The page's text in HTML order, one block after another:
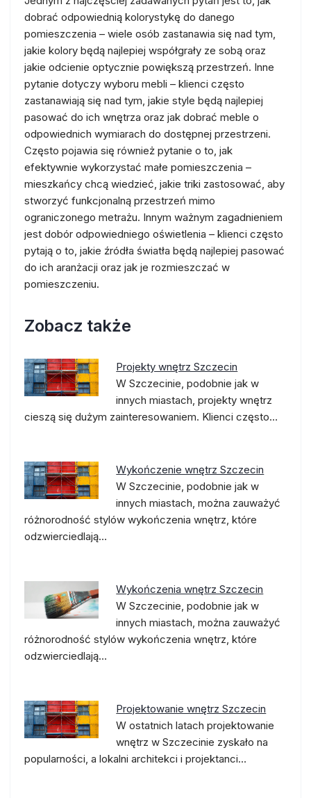
dobrać odpowiednią kolorystykę do danego
pomieszczenia – wiele osób zastanawia się nad tym,
jakie kolory będą najlepiej współgrały ze sobą oraz
jakie odcienie optycznie powiększą przestrzeń. Inne
pytanie dotyczy wyboru mebli – klienci często
zastanawiają się nad tym, jakie style będą najlepiej
pasować do ich wnętrza oraz jak dobrać meble o
odpowiednich wymiarach do dostępnej przestrzeni.
Często pojawia się również pytanie o to, jak
efektywnie wykorzystać małe pomieszczenia –
mieszkańcy chcą wiedzieć, jakie triki zastosować, aby
stworzyć funkcjonalną przestrzeń mimo
ograniczonego metrażu. Innym ważnym zagadnieniem
jest dobór odpowiedniego oświetlenia – klienci często
pytają o to, jakie źródła światła będą najlepiej pasować
do ich aranżacji oraz jak je rozmieszczać w
pomieszczeniu.
Zobacz także
Projekty wnętrz Szczecin
W Szczecinie, podobnie jak w
innych miastach, projekty wnętrz
cieszą się dużym zainteresowaniem. Klienci często…
Wykończenie wnętrz Szczecin
W Szczecinie, podobnie jak w
innych miastach, można zauważyć
różnorodność stylów wykończenia wnętrz, które
odzwierciedlają…
Wykończenia wnętrz Szczecin
W Szczecinie, podobnie jak w
innych miastach, można zauważyć
różnorodność stylów wykończenia wnętrz, które
odzwierciedlają…
Projektowanie wnętrz Szczecin
W ostatnich latach projektowanie
wnętrz w Szczecinie zyskało na
popularności, a lokalni architekci i projektanci…